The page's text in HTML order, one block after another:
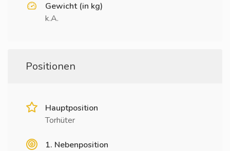
Gewicht (in kg)
k.A.
Positionen
Hauptposition
Torhüter
1. Nebenposition